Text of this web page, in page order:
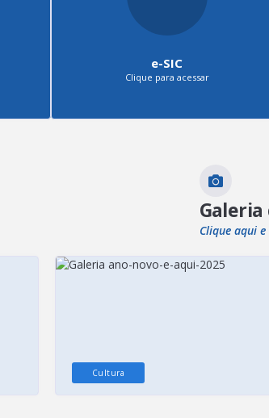
e-SIC
Clique para acessar
Galeria
Clique aqui
Cultura